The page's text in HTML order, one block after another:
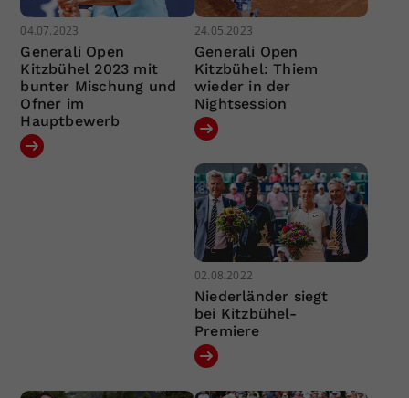
04.07.2023
Generali Open
Kitzbühel 2023 mit
bunter Mischung und
Ofner im
Hauptbewerb
24.05.2023
Generali Open
Kitzbühel: Thiem
wieder in der
Nightsession
02.08.2022
Niederländer siegt
bei Kitzbühel-
Premiere